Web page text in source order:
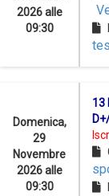
2026 alle
09:30
Domenica,
29
Novembre
2026 alle
09:30
13